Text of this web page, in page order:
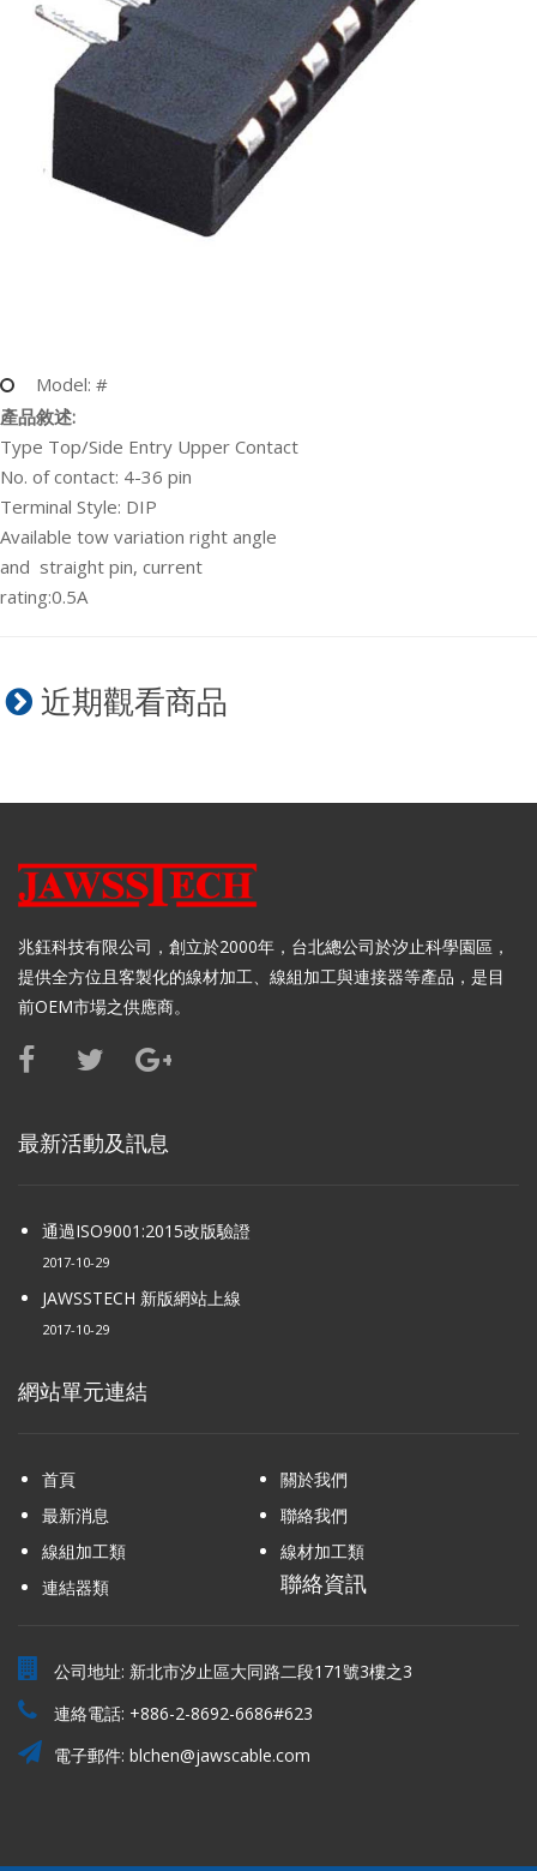
Model: #
產品敘述:
Type Top/Side Entry Upper Contact
No. of contact: 4-36 pin
Terminal Style: DIP
Available tow variation right angle
and straight pin, current
rating:0.5A
近期觀看商品
兆鈺科技有限公司，創立於2000年，台北總公司於汐止科學園區，
提供全方位且客製化的線材加工、線組加工與連接器等產品，是目
前OEM市場之供應商。
最新活動及訊息
通過ISO9001:2015改版驗證
2017-10-29
JAWSSTECH 新版網站上線
2017-10-29
網站單元連結
首頁
關於我們
最新消息
聯絡我們
線組加工類
線材加工類
連結器類
聯絡資訊
公司地址: 新北市汐止區大同路二段171號3樓之3
連絡電話: +886-2-8692-6686#623
電子郵件: blchen@jawscable.com